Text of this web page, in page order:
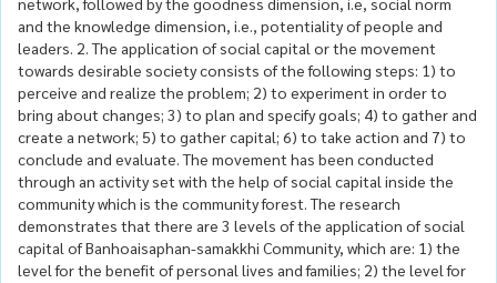
and the knowledge dimension, i.e., potentiality of people and
leaders. 2. The application of social capital or the movement
towards desirable society consists of the following steps: 1) to
perceive and realize the problem; 2) to experiment in order to
bring about changes; 3) to plan and specify goals; 4) to gather and
create a network; 5) to gather capital; 6) to take action and 7) to
conclude and evaluate. The movement has been conducted
through an activity set with the help of social capital inside the
community which is the community forest. The research
demonstrates that there are 3 levels of the application of social
capital of Banhoaisaphan-samakkhi Community, which are: 1) the
level for the benefit of personal lives and families; 2) the level for